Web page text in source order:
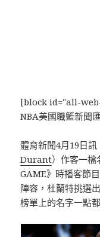
[block id="all-
NBA美國職籃新聞
體育新聞4月19日
Durant）作客一
GAME》時播客節
陣容，杜蘭特挑選
榜單上的名字一點